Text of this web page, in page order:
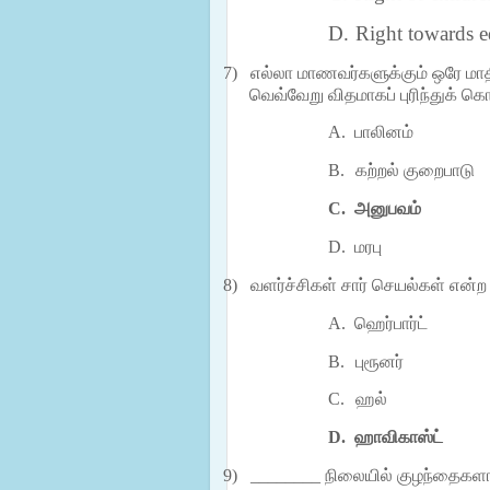
D. Right towards
7) எல்லா மாணவர்களுக்கும் ஒரே
வெவ்வேறு விதமாகப் புரிந்துக்
A. பாலினம்
B. கற்றல் குறைபாடு
C. அனுபவம்
D. மரபு
8) வளர்ச்சிகள் சார் செயல்கள் என்ற
A. ஹெர்பார்ட்
B. புரூனர்
C. ஹல்
D. ஹாவிகாஸ்ட்
9) ________ நிலையில்